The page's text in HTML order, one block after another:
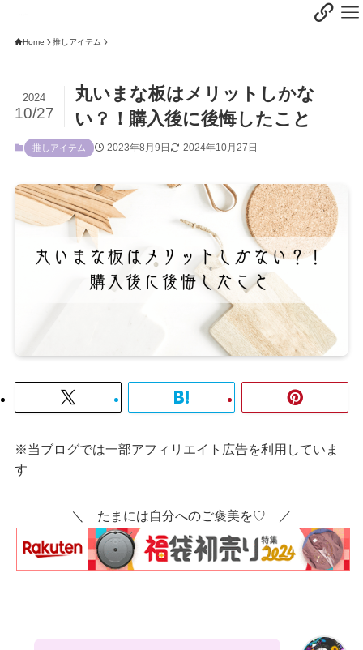
Home 推しアイテム
丸いまな板はメリットしかな
い？！購入後に後悔したこと
2024
10/27
推しアイテム 2023年8月9日 2024年10月27日
※当ブログでは一部アフィリエイト広告を利用していま
す
＼ たまには自分へのご褒美を♡ ／